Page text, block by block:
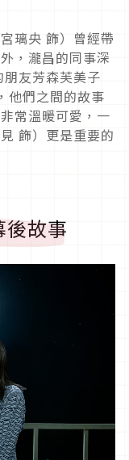
璃央 飾）曾經帶
，瀧昌的同事深
友芳森芙美子
，他們之間的故事
常溫暖可愛，一
飾）更是重要的
故事